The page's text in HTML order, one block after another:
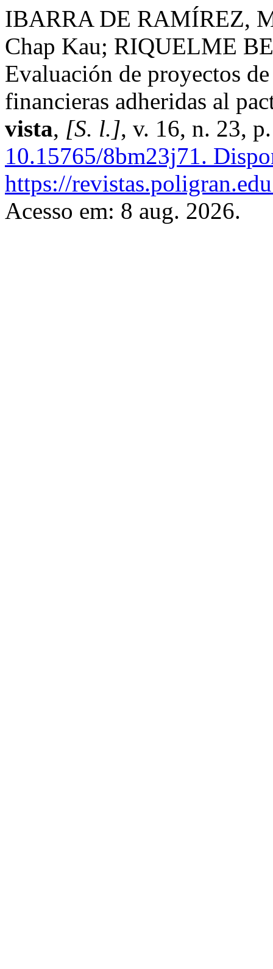
IBARRA DE RAMÍREZ,
Chap Kau; RIQUELME
Evaluación de proyectos
financieras adheridas al
vista, [S. l.], v. 16, n. 23,
10.15765/8bm23j71.
https://
Acesso em: 8 aug. 2026.